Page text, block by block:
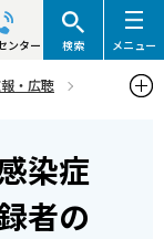
ンター 検索 メニュー
・広聴
発生状況につい
染症
者の